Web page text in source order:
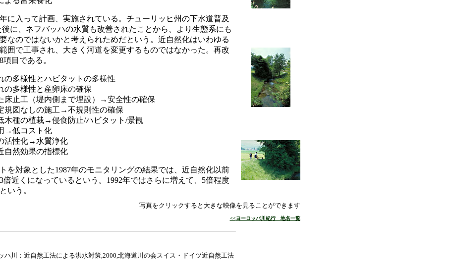
に入って計画、実施されている。チューリッヒ州の下水道普及
後に、ネフバッハの水質も改善されたことから、より生態系にも
なのではないかと考えられためだという。近自然化はいわゆる
囲で工事され、大きく河道を変更するものではなかった。再改
目である。
多様性とハビタットの多様性
多様性と産卵床の確保
床止工（堤内側まで埋設）→安全性の確保
規図なしの施工→不規則性の確保
木種の植栽→侵食防止/ハビタット/景観
→低コスト化
活性化→水質浄化
然効果の指標化
を対象とした1987年のモニタリングの結果では、近自然化以前
倍近くになっているという。1992年ではさらに増えて、5倍程度
いう。
写真をクリックすると大きな映像を見ることができます
<<ヨーロッパ川紀行 地名一覧
ハ川：近自然工法による洪水対策,2000,北海道川の会スイス・ドイツ近自然工法